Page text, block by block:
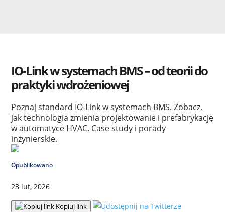
IO-Link w systemach BMS – od teorii do
praktyki wdrożeniowej
Poznaj standard IO-Link w systemach BMS. Zobacz,
jak technologia zmienia projektowanie i prefabrykację
w automatyce HVAC. Case study i porady
inżynierskie.
Opublikowano
23 lut, 2026
Kopiuj link